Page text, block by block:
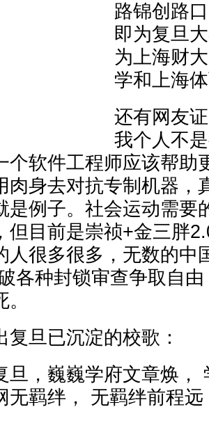
路锦创路
即为复旦
为上海财
学和上海
还有网友
我个人不
个软件工程师应该帮助
肉身去对抗专制机器，
是例子。社会运动需要
但目前是崇祯+金三胖
人很多很多，无数的中
各种封锁审查争取自
复旦已沉淀的校歌：
旦，巍巍学府文章焕，
无羁绊， 无羁绊前程